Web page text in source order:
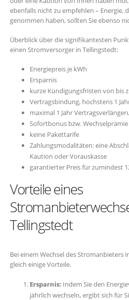
ebenfalls nicht zu empfehlen – Energie,
genommen haben, sollten Sie ebenso
Überblick über die signifikantesten
einen Stromversorger in Tellingstedt:
Energiepreis je kWh
Ersparnis
kurze Kündigungsfristen von bis
Vertragsbindung, höchstens 1
maximal 1 Jahr
Sofortbonus bzw. Wechselprämie
keine Pakettarife
Zahlungsmodalitäten: eine
Kaution oder Vorauskasse
garantierter Preis für zumindest
Vorteile eines
Tellingstedt
Bei einem Wechsel des Stromanbieters
gleich einige Vorteile.
Ersparnis: Indem Sie den
jährlich wechseln, ergibt sich für